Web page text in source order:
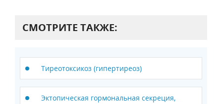
СМОТРИТЕ ТАКЖЕ:
Тиреотоксикоз (гипертиреоз)
Эктопическая гормональная секреция,